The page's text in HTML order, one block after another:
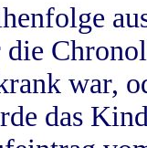
die
war,
das